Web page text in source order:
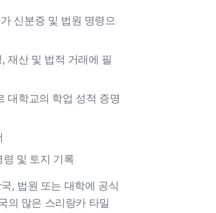
신분증 및 법원 명령으
재산 및 법적 거래에 필
대학교의 학업 성적 증명
및 토지 기록
, 법원 또는 대학에 공식
의 많은 스리랑카 타밀